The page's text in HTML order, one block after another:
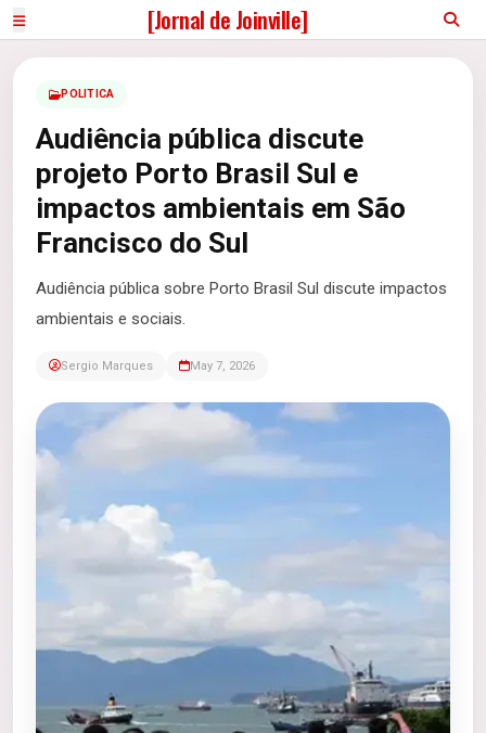
[Jornal de Joinville]
POLITICA
Audiência pública discute
projeto Porto Brasil Sul e
impactos ambientais em São
Francisco do Sul
Audiência pública sobre Porto Brasil Sul discute impactos
ambientais e sociais.
Sergio Marques May 7, 2026